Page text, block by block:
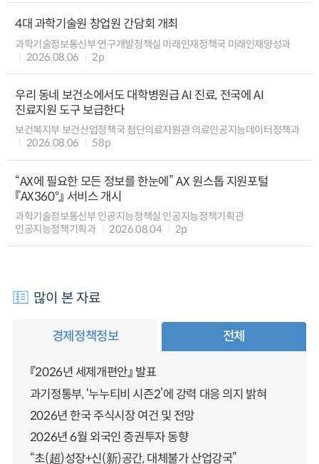
4대 과학기술원 창업원 간담회 개최
과학기술정보통신부 연구개발정책실 미래인재정책국 미래인재양성과
2026.08.06
2p
우리 동네 보건소에서도 대학병원급 AI 진료, 전국에 AI
진료지원 도구 보급한다
보건복지부 보건산업정책국 첨단의료지원관 의료인공지능데이터정책과
2026.08.06
58p
“AX에 필요한 모든 정보를 한눈에” AX 원스톱 지원포털
『AX360°』 서비스 개시
과학기술정보통신부 인공지능정책실 인공지능정책기획관
인공지능정책기획과
2026.08.04 2p
많이 본 자료
경제정책정보 전체
『2026년 세제개편안』 발표
과기정통부, ‘누누티비 시즌2’에 강력 대응 의지 밝혀
2026년 한국 주식시장 여건 및 전망
2026년 6월 외국인 증권투자 동향
“초(超)성장+신(新)공간, 대체불가 산업강국”